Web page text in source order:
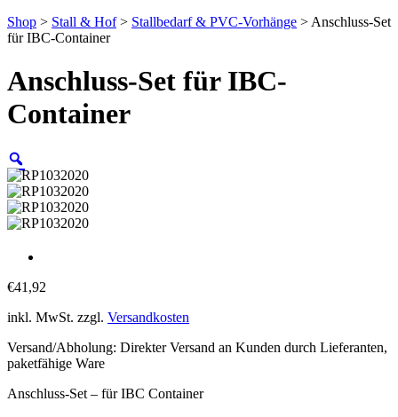
Shop > Stall & Hof> Stallbedarf & PVC-Vorhänge > Anschluss-Set
für IBC-Container
Anschluss-Set für IBC-
Container
€41,92
inkl. MwSt. zzgl. Versandkosten
Versand/Abholung: Direkter Versand an Kunden durch Lieferanten,
paketfähige Ware
Anschluss-Set – für IBC Container